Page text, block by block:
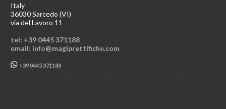
Italy
36030 Sarcedo (VI)
via del Lavoro 11
tel: +39 0445 371188
email: info@magiprettifiche.com
+39 0445 371188